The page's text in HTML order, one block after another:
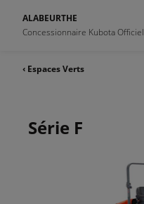
ALABEURTHE
Concessionnaire Kubota Officiel
‹ Espaces Verts
Série F